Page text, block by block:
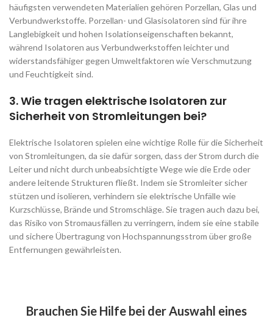
häufigsten verwendeten Materialien gehören Porzellan, Glas und
Verbundwerkstoffe. Porzellan- und Glasisolatoren sind für ihre
Langlebigkeit und hohen Isolationseigenschaften bekannt,
während Isolatoren aus Verbundwerkstoffen leichter und
widerstandsfähiger gegen Umweltfaktoren wie Verschmutzung
und Feuchtigkeit sind.
3. Wie tragen elektrische Isolatoren zur
Sicherheit von Stromleitungen bei?
Elektrische Isolatoren spielen eine wichtige Rolle für die Sicherheit
von Stromleitungen, da sie dafür sorgen, dass der Strom durch die
Leiter und nicht durch unbeabsichtigte Wege wie die Erde oder
andere leitende Strukturen fließt. Indem sie Stromleiter sicher
stützen und isolieren, verhindern sie elektrische Unfälle wie
Kurzschlüsse, Brände und Stromschläge. Sie tragen auch dazu bei,
das Risiko von Stromausfällen zu verringern, indem sie eine stabile
und sichere Übertragung von Hochspannungsstrom über große
Entfernungen gewährleisten.
Brauchen Sie Hilfe bei der Auswahl eines